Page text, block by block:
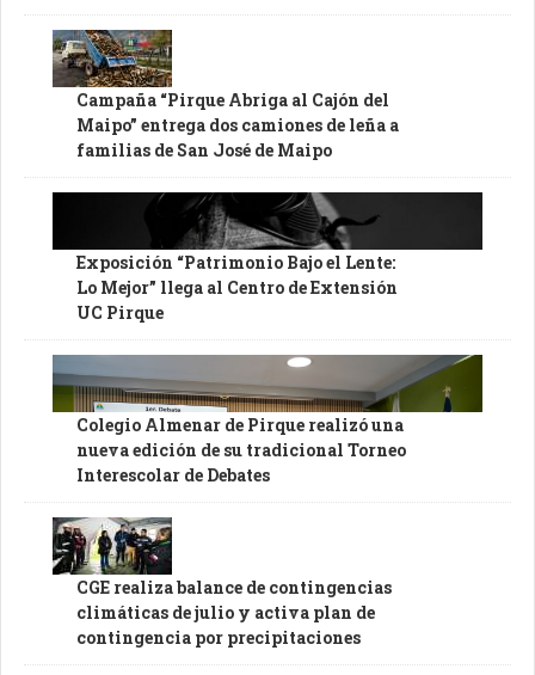
Campaña “Pirque Abriga al Cajón del
Maipo” entrega dos camiones de leña a
familias de San José de Maipo
Exposición “Patrimonio Bajo el Lente:
Lo Mejor” llega al Centro de Extensión
UC Pirque
Colegio Almenar de Pirque realizó una
nueva edición de su tradicional Torneo
Interescolar de Debates
CGE realiza balance de contingencias
climáticas de julio y activa plan de
contingencia por precipitaciones